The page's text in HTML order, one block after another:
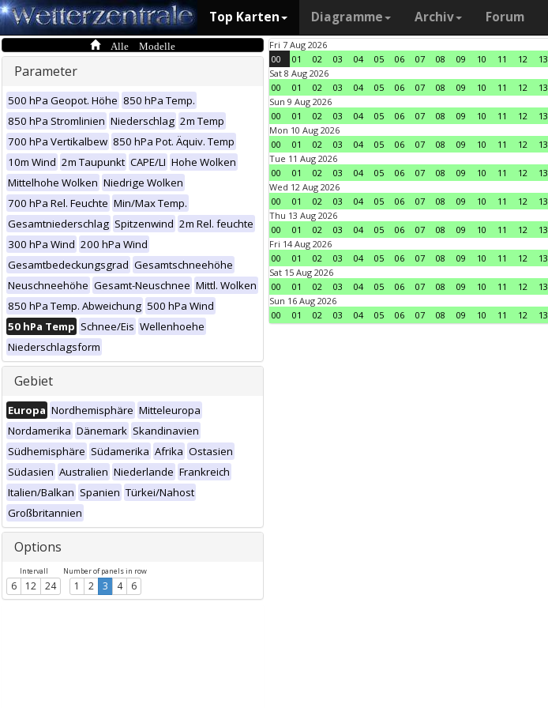
Top Karten Diagramme Archiv Forum
Alle Modelle
Parameter
500 hPa Geopot. Höhe 850 hPa Temp.
850 hPa Stromlinien Niederschlag 2m Temp
700 hPa Vertikalbew 850 hPa Pot. Äquiv. Temp
10m Wind 2m Taupunkt CAPE/LI Hohe Wolken
Mittelhohe Wolken Niedrige Wolken
700 hPa Rel. Feuchte Min/Max Temp.
Gesamtniederschlag Spitzenwind 2m Rel. feuchte
300 hPa Wind 200 hPa Wind
Gesamtbedeckungsgrad Gesamtschneehöhe
Neuschneehöhe Gesamt-Neuschnee Mittl. Wolken
850 hPa Temp. Abweichung 500 hPa Wind
50 hPa Temp Schnee/Eis Wellenhoehe
Niederschlagsform
Gebiet
Europa Nordhemisphäre Mitteleuropa
Nordamerika Dänemark Skandinavien
Südhemisphäre Südamerika Afrika Ostasien
Südasien Australien Niederlande Frankreich
Italien/Balkan Spanien Türkei/Nahost
Großbritannien
Options
Intervall
6 12 24
Number of panels in row
1 2 3 4 6
Fri 7 Aug 2026
00
01 02 03 04 05 06 07 08 09 10 11 12 13
Sat 8 Aug 2026
00
01 02 03 04 05 06 07 08 09 10 11 12 13
Sun 9 Aug 2026
00
01 02 03 04 05 06 07 08 09 10 11 12 13
Mon 10 Aug 2026
00
01 02 03 04 05 06 07 08 09 10 11 12 13
Tue 11 Aug 2026
00
01 02 03 04 05 06 07 08 09 10 11 12 13
Wed 12 Aug 2026
00
01 02 03 04 05 06 07 08 09 10 11 12 13
Thu 13 Aug 2026
00
01 02 03 04 05 06 07 08 09 10 11 12 13
Fri 14 Aug 2026
00
01 02 03 04 05 06 07 08 09 10 11 12 13
Sat 15 Aug 2026
00
01 02 03 04 05 06 07 08 09 10 11 12 13
Sun 16 Aug 2026
00
01 02 03 04 05 06 07 08 09 10 11 12 13